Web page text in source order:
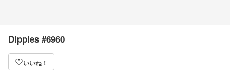
Dippies #6960
いいね！